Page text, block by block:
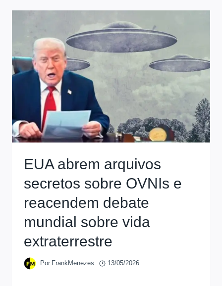
EUA abrem arquivos
secretos sobre OVNIs e
reacendem debate
mundial sobre vida
extraterrestre
Por FrankMenezes 13/05/2026